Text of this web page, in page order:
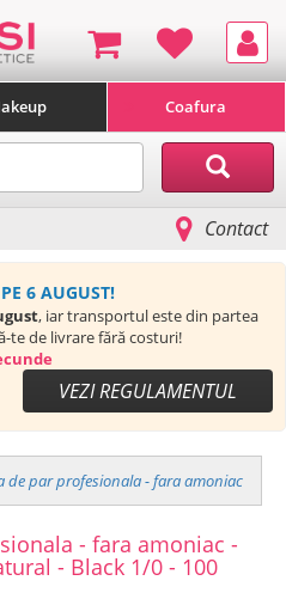
Coafura
Contact
6 AUGUST!
, iar transportul este din partea
te de livrare fără costuri!
VEZI REGULAMENTUL
de par profesionala - fara amoniac
- fara amoniac -
- Black 1/0 - 100